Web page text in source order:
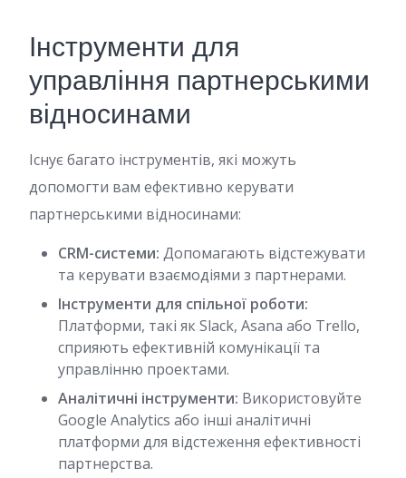
Інструменти для
управління партнерськими
відносинами
Існує багато інструментів, які можуть
допомогти вам ефективно керувати
партнерськими відносинами:
CRM-системи: Допомагають відстежувати
та керувати взаємодіями з партнерами.
Інструменти для спільної роботи:
Платформи, такі як Slack, Asana або Trello,
сприяють ефективній комунікації та
управлінню проектами.
Аналітичні інструменти: Використовуйте
Google Analytics або інші аналітичні
платформи для відстеження ефективності
партнерства.